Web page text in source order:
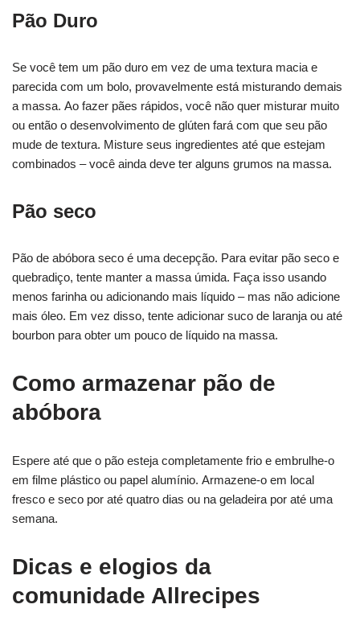
Pão Duro
Se você tem um pão duro em vez de uma textura macia e
parecida com um bolo, provavelmente está misturando demais
a massa. Ao fazer pães rápidos, você não quer misturar muito
ou então o desenvolvimento de glúten fará com que seu pão
mude de textura. Misture seus ingredientes até que estejam
combinados – você ainda deve ter alguns grumos na massa.
Pão seco
Pão de abóbora seco é uma decepção. Para evitar pão seco e
quebradiço, tente manter a massa úmida. Faça isso usando
menos farinha ou adicionando mais líquido – mas não adicione
mais óleo. Em vez disso, tente adicionar suco de laranja ou até
bourbon para obter um pouco de líquido na massa.
Como armazenar pão de
abóbora
Espere até que o pão esteja completamente frio e embrulhe-o
em filme plástico ou papel alumínio. Armazene-o em local
fresco e seco por até quatro dias ou na geladeira por até uma
semana.
Dicas e elogios da
comunidade Allrecipes